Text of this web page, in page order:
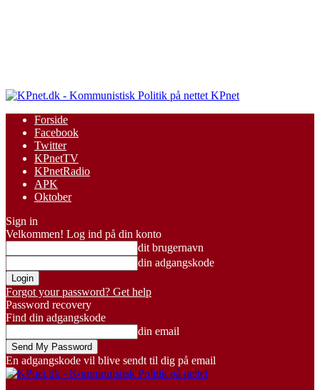
KPnet
Forside
Facebook
Twitter
KPnetTV
KPnetRadio
APK
Oktober
Sign in
Velkommen! Log ind på din konto
dit brugernavn
din adgangskode
Forgot your password? Get help
Password recovery
Find din adgangskode
din email
En adgangskode vil blive sendt til dig på email